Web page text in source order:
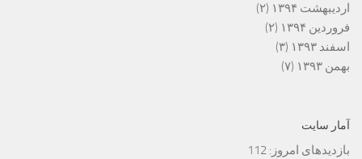
اردیبهشت ۱۳۹۴
(۲)
فروردین ۱۳۹۴
(۲)
اسفند ۱۳۹۳
(۳)
بهمن ۱۳۹۳
(۷)
آمار سایت
بازدیدهای امروز: 112